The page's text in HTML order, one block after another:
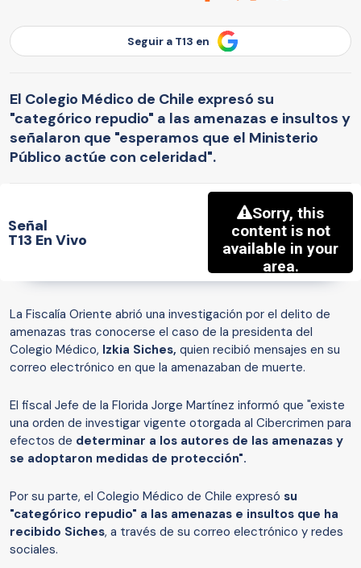
Seguir a T13 en
El Colegio Médico de Chile expresó su
"categórico repudio" a las amenazas e insultos y
señalaron que "esperamos que el Ministerio
Público actúe con celeridad".
Señal
T13 En Vivo
La Fiscalía Oriente abrió una investigación por el delito de
amenazas tras conocerse el caso de la presidenta del
Colegio Médico, Izkia Siches, quien recibió mensajes en su
correo electrónico en que la amenazaban de muerte.
El fiscal Jefe de la Florida Jorge Martínez informó que "existe
una orden de investigar vigente otorgada al Cibercrimen para
efectos de determinar a los autores de las amenazas y
se adoptaron medidas de protección".
Por su parte, el Colegio Médico de Chile expresó su
"categórico repudio" a las amenazas e insultos que ha
recibido Siches, a través de su correo electrónico y redes
sociales.